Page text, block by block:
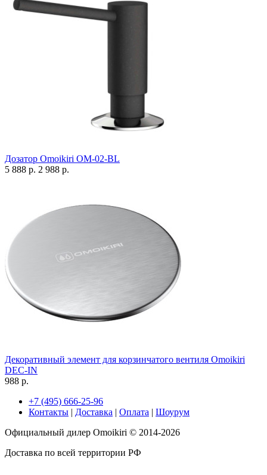
Дозатор Omoikiri OM-02-BL
5 888 р. 2 988 р.
Декоративный элемент для корзинчатого вентиля Omoikiri
DEC-IN
988 р.
+7 (495) 666-25-96
Контакты | Доставка | Оплата | Шоурум
Официальный дилер Omoikiri © 2014-2026
Доставка по всей территории РФ